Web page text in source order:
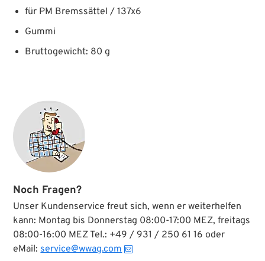
für PM Bremssättel / 137x6
Gummi
Bruttogewicht: 80 g
Noch Fragen?
Unser Kundenservice freut sich, wenn er weiterhelfen
kann: Montag bis Donnerstag 08:00-17:00 MEZ, freitags
08:00-16:00 MEZ Tel.: +49 / 931 / 250 61 16 oder
eMail: service@wwag.com